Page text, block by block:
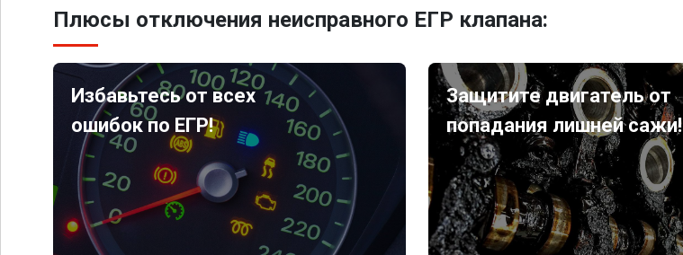
Плюсы отключения неисправного ЕГР клапана:
Избавьтесь от всех
ошибок по ЕГР!
Защитите двигатель от
попадания лишней сажи!